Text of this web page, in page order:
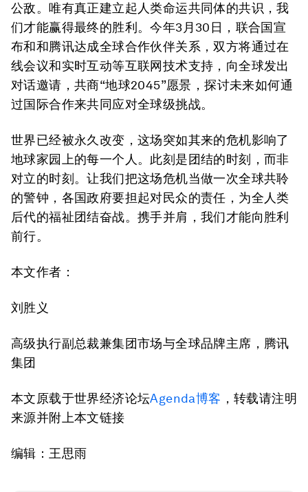
公敌。唯有真正建立起人类命运共同体的共识，我
们才能赢得最终的胜利。今年3月30日，联合国宣
布和和腾讯达成全球合作伙伴关系，双方将通过在
线会议和实时互动等互联网技术支持，向全球发出
对话邀请，共商“地球2045”愿景，探讨未来如何通
过国际合作来共同应对全球级挑战。
世界已经被永久改变，这场突如其来的危机影响了
地球家园上的每一个人。此刻是团结的时刻，而非
对立的时刻。让我们把这场危机当做一次全球共聆
的警钟，各国政府要担起对民众的责任，为全人类
后代的福祉团结奋战。携手并肩，我们才能向胜利
前行。
本文作者：
刘胜义
高级执行副总裁兼集团市场与全球品牌主席，腾讯
集团
本文原载于世界经济论坛Agenda博客 ，转载请注明
来源并附上本文链接
编辑：王思雨